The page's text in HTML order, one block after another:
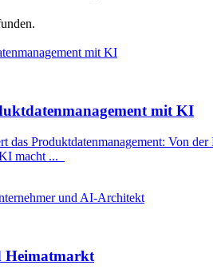
datenmanagement mit KI
das Produktdatenmanagement: Von der
macht ...
Heimatmarkt